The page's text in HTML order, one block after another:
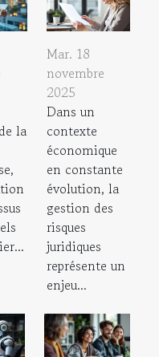
la
Mar. 18
novembre
2025
Dans un
contexte
économique
en constante
évolution, la
gestion des
risques
juridiques
représente un
enjeu...